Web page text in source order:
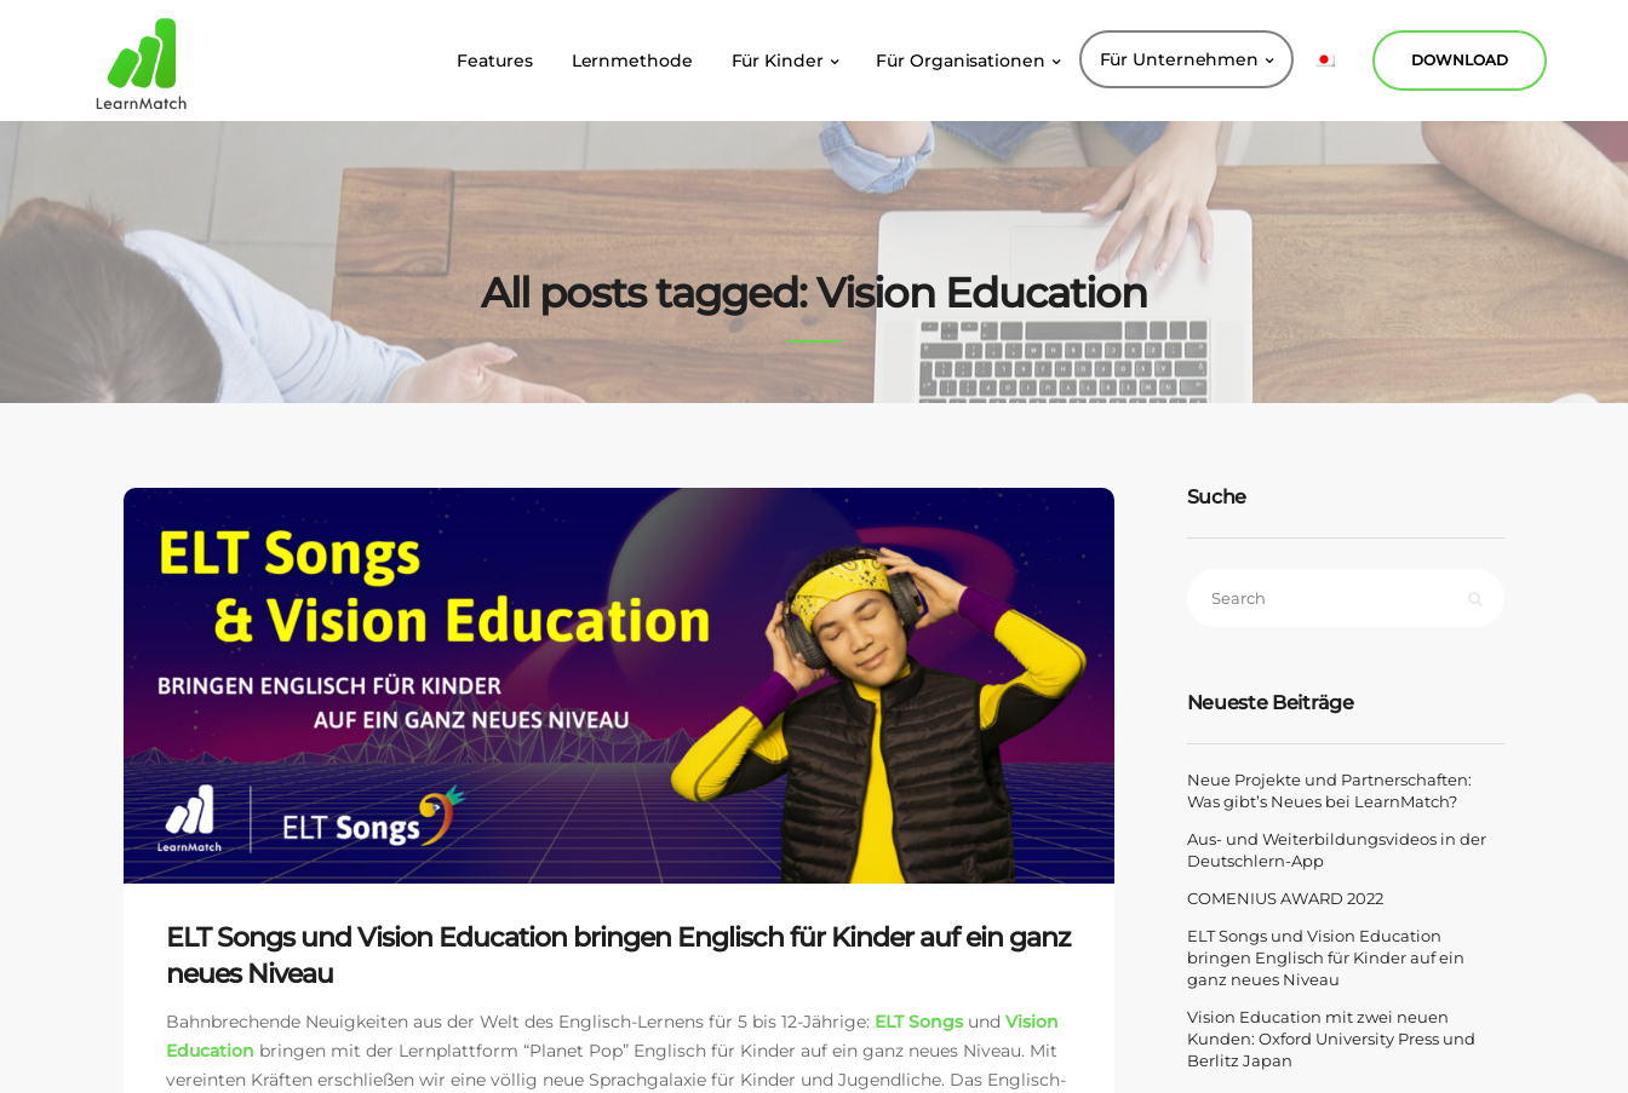
Features Lernmethode Für Kinder Für Organisationen Für Unternehmen DOWNLOAD
All posts tagged: Vision Education
ELT Songs und Vision Education bringen Englisch für Kinder auf ein ganz
neues Niveau
Bahnbrechende Neuigkeiten aus der Welt des Englisch-Lernens für 5 bis 12-Jährige: ELT Songsund Vision
Education bringen mit der Lernplattform “Planet Pop” Englisch für Kinder auf ein ganz neues Niveau. Mit
vereinten Kräften erschließen wir eine völlig neue Sprachgalaxie für Kinder und Jugendliche. Das Englisch-
Suche
Neueste Beiträge
Neue Projekte und Partnerschaften:
Was gibt’s Neues bei LearnMatch?
Aus- und Weiterbildungsvideos in der
Deutschlern-App
COMENIUS AWARD 2022
ELT Songs und Vision Education
bringen Englisch für Kinder auf ein
ganz neues Niveau
Vision Education mit zwei neuen
Kunden: Oxford University Press und
Berlitz Japan